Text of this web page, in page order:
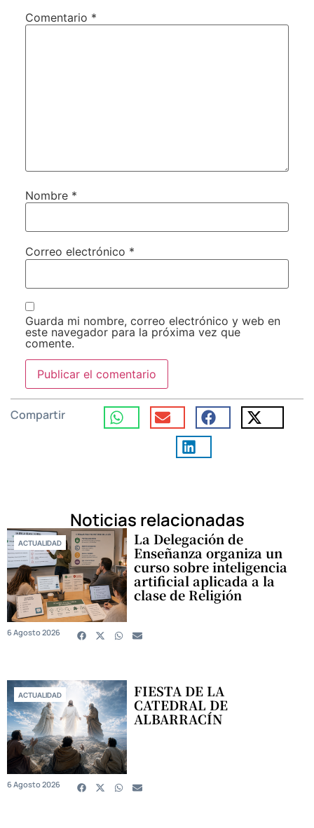
Comentario *
Nombre *
Correo electrónico *
Guarda mi nombre, correo electrónico y web en
este navegador para la próxima vez que
comente.
Compartir
Noticias relacionadas
ACTUALIDAD La Delegación de
Enseñanza organiza un
curso sobre inteligencia
artificial aplicada a la
clase de Religión
6 Agosto 2026
ACTUALIDAD FIESTA DE LA
CATEDRAL DE
ALBARRACÍN
6 Agosto 2026